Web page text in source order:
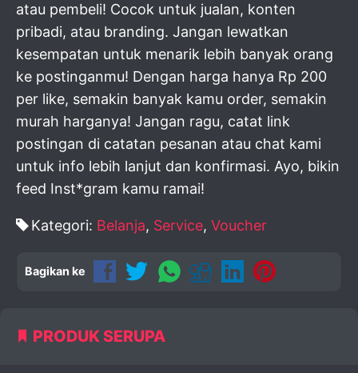
atau pembeli! Cocok untuk jualan, konten
pribadi, atau branding. Jangan lewatkan
kesempatan untuk menarik lebih banyak orang
ke postinganmu! Dengan harga hanya Rp 200
per like, semakin banyak kamu order, semakin
murah harganya! Jangan ragu, catat link
postingan di catatan pesanan atau chat kami
untuk info lebih lanjut dan konfirmasi. Ayo, bikin
feed Inst*gram kamu ramai!
Kategori: Belanja, Service, Voucher
Bagikan ke
PRODUK SERUPA